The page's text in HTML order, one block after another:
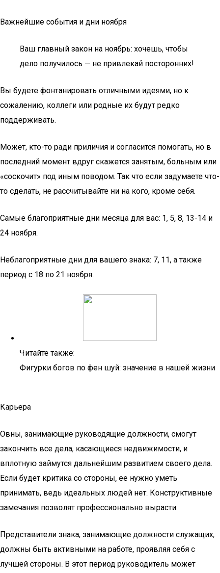
Важнейшие события и дни ноября
Ваш главный закон на ноябрь: хочешь, чтобы
дело получилось — не привлекай посторонних!
Вы будете фонтанировать отличными идеями, но к
сожалению, коллеги или родные их будут редко
поддерживать.
Может, кто-то ради приличия и согласится помогать, но в
последний момент вдруг скажется занятым, больным или
«соскочит» под иным поводом. Так что если задумаете что-
то сделать, не рассчитывайте ни на кого, кроме себя.
Самые благоприятные дни месяца для вас: 1, 5, 8, 13-14 и
24 ноября.
Неблагоприятные дни для вашего знака: 7, 11, а также
период с 18 по 21 ноября.
Читайте также:
Фигурки богов по фен шуй: значение в нашей жизни
Карьера
Овны, занимающие руководящие должности, смогут
закончить все дела, касающиеся недвижимости, и
вплотную займутся дальнейшим развитием своего дела.
Если будет критика со стороны, ее нужно уметь
принимать, ведь идеальных людей нет. Конструктивные
замечания позволят профессионально вырасти.
Представители знака, занимающие должности служащих,
должны быть активными на работе, проявляя себя с
лучшей стороны. В этот период руководитель может